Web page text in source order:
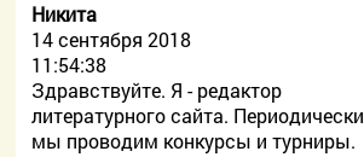
Никита
14 сентября 2018
11:54:38
Здравствуйте. Я - редактор
литературного сайта. Периодически
мы проводим конкурсы и турниры.